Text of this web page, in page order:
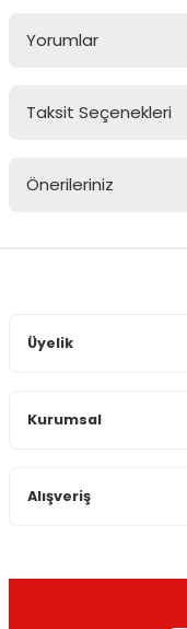
Yorumlar
Taksit Seçenekleri
Önerileriniz
Ürün bilgilerinde
Üyelik
Kurumsal
Alışveriş